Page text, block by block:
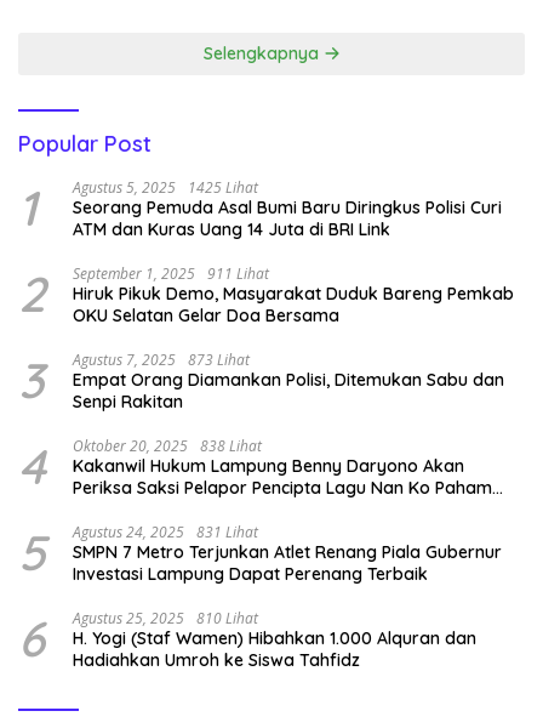
Selengkapnya
Popular Post
1 Agustus 5, 2025 1425 Lihat
Seorang Pemuda Asal Bumi Baru Diringkus Polisi Curi
ATM dan Kuras Uang 14 Juta di BRI Link
2 September 1, 2025 911 Lihat
Hiruk Pikuk Demo, Masyarakat Duduk Bareng Pemkab
OKU Selatan Gelar Doa Bersama
3 Agustus 7, 2025 873 Lihat
Empat Orang Diamankan Polisi, Ditemukan Sabu dan
Senpi Rakitan
4 Oktober 20, 2025 838 Lihat
Kakanwil Hukum Lampung Benny Daryono Akan
Periksa Saksi Pelapor Pencipta Lagu Nan Ko Paham
5 Agustus 24, 2025 831 Lihat
SMPN 7 Metro Terjunkan Atlet Renang Piala Gubernur
Investasi Lampung Dapat Perenang Terbaik
6 Agustus 25, 2025 810 Lihat
H. Yogi (Staf Wamen) Hibahkan 1.000 Alquran dan
Hadiahkan Umroh ke Siswa Tahfidz